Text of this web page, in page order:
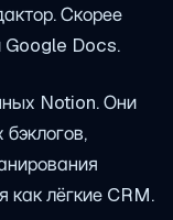
Скорее
Google Docs.
Notion. Они
как лёгкие CRM.